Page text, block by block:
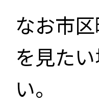
なお市
を見た
い。